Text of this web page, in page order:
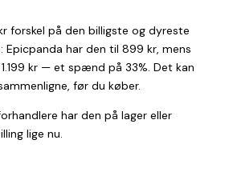
forskel på den billigste og dyreste
Epicpanda har den til 899 kr, mens
kr — et spænd på 33%. Det kan
før du køber.
har den på lager eller
lige nu.